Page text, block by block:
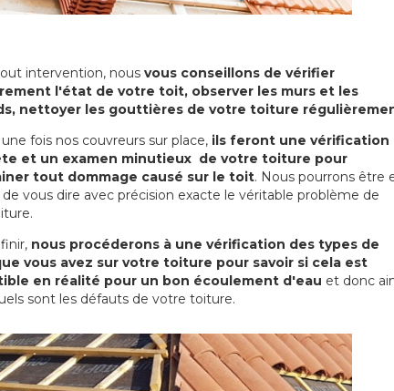
intervention, nous vous conseillons de vérifier
l'état de votre toit, observer les murs et les
nettoyer les gouttières de votre toiture
fois nos couvreurs sur place, ils feront une vérification
et un examen minutieux de votre toiture pour
tout dommage causé sur le toit. Nous pourrons être
vous dire avec précision exacte le véritable problème de
nous procéderons à une vérification des types de
vous avez sur votre toiture pour savoir si cela est
en réalité pour un bon écoulement d'eau et donc
sont les défauts de votre toiture.